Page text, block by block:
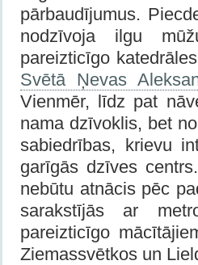
pārbaudījumus.
nodzīvoja ilgu
pareizticīgo
Svētā Ņevas
Vienmēr, līdz pat
nama dzīvoklis, bet
sabiedrības, krievu
garīgās dzīves
nebūtu atnācis pēc
sarakstījās ar
pareizticīgo
Ziemassvētkos un